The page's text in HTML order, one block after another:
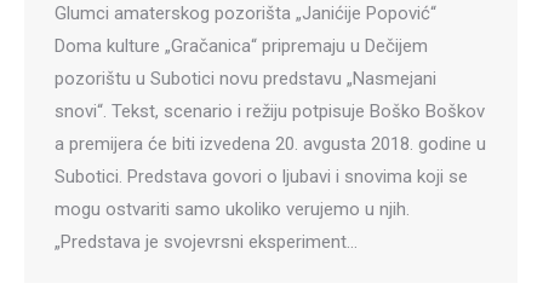
Glumci amaterskog pozorišta „Janićije Popović“
Doma kulture „Gračanica“ pripremaju u Dečijem
pozorištu u Subotici novu predstavu „Nasmejani
snovi“. Tekst, scenario i režiju potpisuje Boško Boškov
a premijera će biti izvedena 20. avgusta 2018. godine u
Subotici. Predstava govori o ljubavi i snovima koji se
mogu ostvariti samo ukoliko verujemo u njih.
„Predstava je svojevrsni eksperiment…